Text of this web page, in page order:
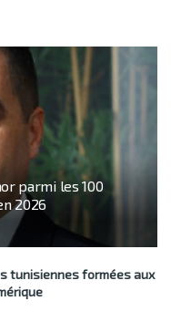
parmi les 100
2026
tunisiennes formées aux